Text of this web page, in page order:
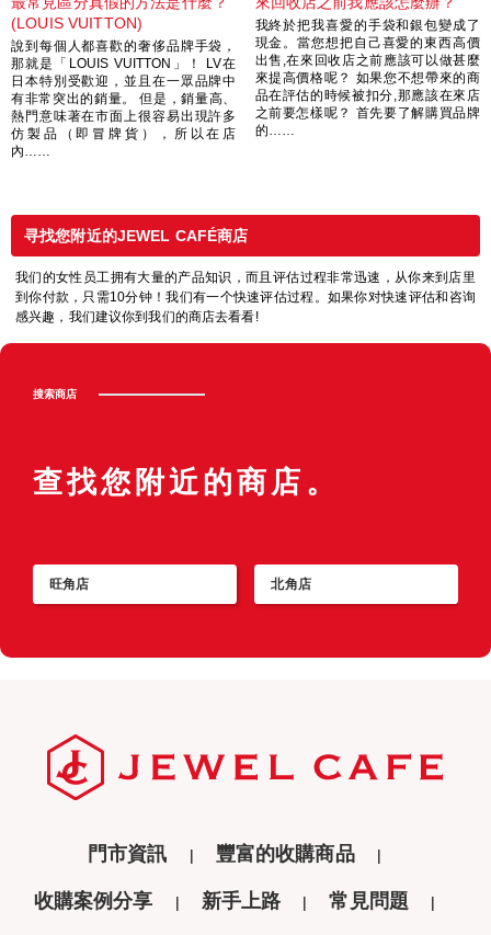
(LOUIS VUITTON)
說到每個人都喜歡的奢侈品牌手袋，
那就是「LOUIS VUITTON」！ LV在
日本特別受歡迎，並且在一眾品牌中
有非常突出的銷量。 但是，銷量高、
熱門意味著在市面上很容易出現許多
仿製品（即冒牌貨），所以在店
內……
我終於把我喜愛的手袋和銀包變成了
現金。當您想把自己喜愛的東西高價
出售,在來回收店之前應該可以做甚麼
來提高價格呢？ 如果您不想帶來的商
品在評估的時候被扣分,那應該在來店
之前要怎樣呢？ 首先要了解購買品牌
的……
寻找您附近的JEWEL CAFÉ商店
我们的女性员工拥有大量的产品知识，而且评估过程非常迅速，从你来到店里
到你付款，只需10分钟！我们有一个快速评估过程。如果你对快速评估和咨询
感兴趣，我们建议你到我们的商店去看看!
搜索商店
查找您附近的商店。
旺角店 北角店
門市資訊 豐富的收購商品
收購案例分享 新手上路 常見問題